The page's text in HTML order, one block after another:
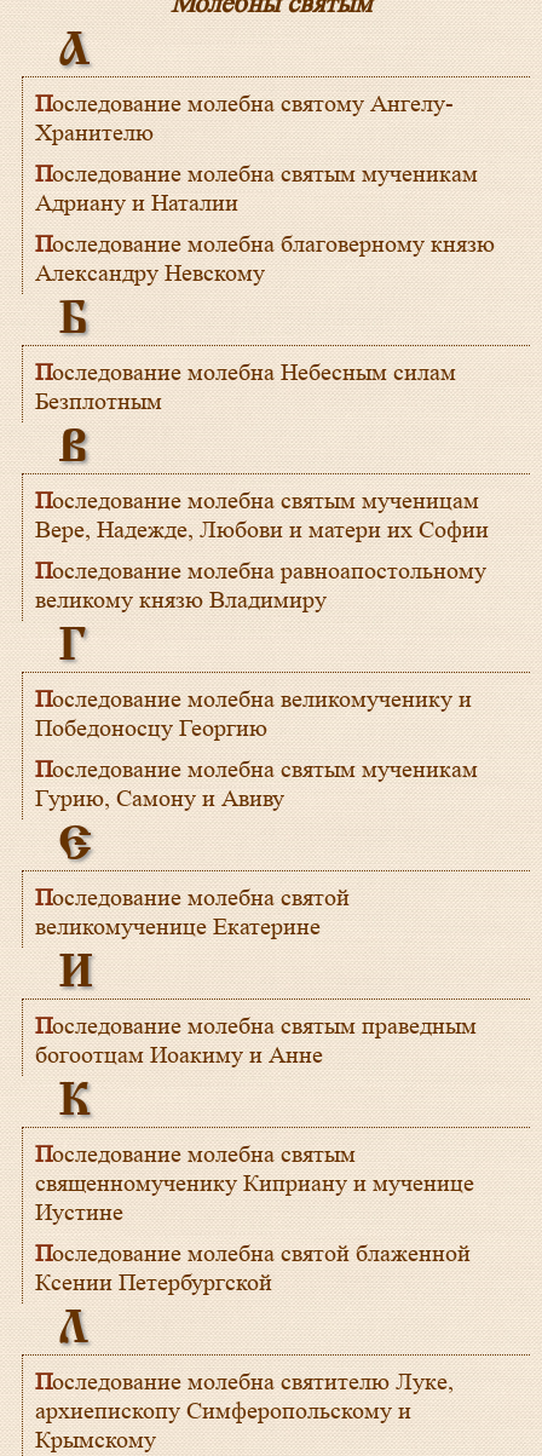
А
Последование молебна святому Ангелу-
Хранителю
Последование молебна святым мученикам
Адриану и Наталии
Последование молебна благоверному князю
Александру Невскому
Б
Последование молебна Небесным силам
Безплотным
В
Последование молебна святым мученицам
Вере, Надежде, Любови и матери их Софии
Последование молебна равноапостольному
великому князю Владимиру
Г
Последование молебна великомученику и
Победоносцу Георгию
Последование молебна святым мученикам
Гурию, Самону и Авиву
Е
Последование молебна святой
великомученице Екатерине
И
Последование молебна святым праведным
богоотцам Иоакиму и Анне
К
Последование молебна святым
священномученику Киприану и мученице
Иустине
Последование молебна святой блаженной
Ксении Петербургской
Л
Последование молебна святителю Луке,
архиепископу Симферопольскому и
Крымскому